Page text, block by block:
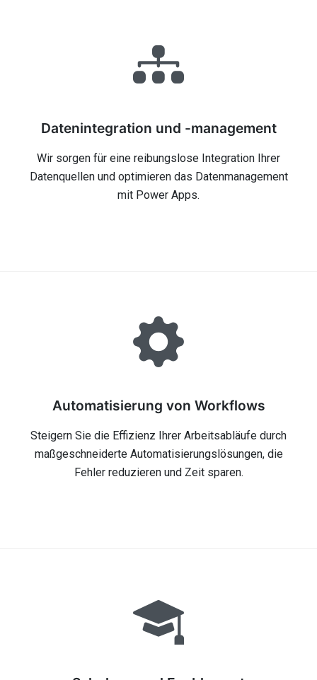
Datenintegration und -management
Wir sorgen für eine reibungslose Integration Ihrer
Datenquellen und optimieren das Datenmanagement
mit Power Apps.
Automatisierung von Workflows
Steigern Sie die Effizienz Ihrer Arbeitsabläufe durch
maßgeschneiderte Automatisierungslösungen, die
Fehler reduzieren und Zeit sparen.